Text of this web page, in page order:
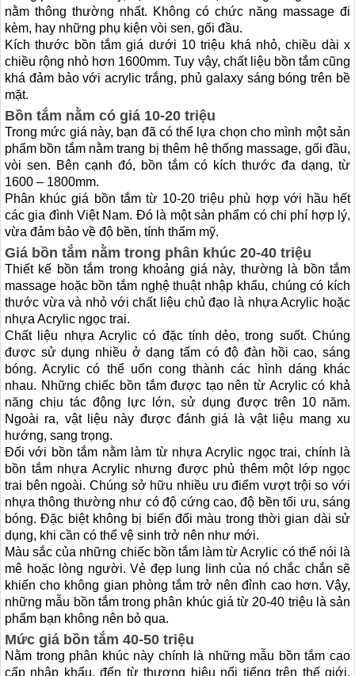
nằm thông thường nhất. Không có chức năng massage đi
kèm, hay những phụ kiện vòi sen, gối đầu.
Kích thước bồn tắm giá dưới 10 triệu khá nhỏ, chiều dài x
chiều rộng nhỏ hơn 1600mm. Tuy vậy, chất liệu bồn tắm cũng
khá đảm bảo với acrylic trắng, phủ galaxy sáng bóng trên bề
mặt.
Bồn tắm nằm có giá 10-20 triệu
Trong mức giá này, bạn đã có thể lựa chọn cho mình một sản
phẩm bồn tắm nằm trang bị thêm hệ thống massage, gối đầu,
vòi sen. Bên cạnh đó, bồn tắm có kích thước đa dạng, từ
1600 – 1800mm.
Phân khúc giá bồn tắm từ 10-20 triệu phù hợp với hầu hết
các gia đình Việt Nam. Đó là một sản phẩm có chi phí hợp lý,
vừa đảm bảo về độ bền, tính thẩm mỹ.
Giá bồn tắm nằm trong phân khúc 20-40 triệu
Thiết kế bồn tắm trong khoảng giá này, thường là bồn tắm
massage hoặc bồn tắm nghệ thuật nhập khẩu, chúng có kích
thước vừa và nhỏ với chất liệu chủ đạo là nhựa Acrylic hoặc
nhựa Acrylic ngọc trai.
Chất liệu nhựa Acrylic có đặc tính dẻo, trong suốt. Chúng
được sử dụng nhiều ở dạng tấm có độ đàn hồi cao, sáng
bóng. Acrylic có thể uốn cong thành các hình dáng khác
nhau. Những chiếc bồn tắm được tạo nên từ Acrylic có khả
năng chịu tác động lực lớn, sử dụng được trên 10 năm.
Ngoài ra, vật liệu này được đánh giá là vật liệu mang xu
hướng, sang trọng.
Đối với bồn tắm nằm làm từ nhựa Acrylic ngọc trai, chính là
bồn tắm nhựa Acrylic nhưng được phủ thêm một lớp ngọc
trai bên ngoài. Chúng sở hữu nhiều ưu điểm vượt trội so với
nhựa thông thường như có độ cứng cao, độ bền tối ưu, sáng
bóng. Đặc biệt không bị biến đổi màu trong thời gian dài sử
dụng, khi cần có thể vệ sinh trở nên như mới.
Màu sắc của những chiếc bồn tắm làm từ Acrylic có thể nói là
mê hoặc lòng người. Vẻ đẹp lung linh của nó chắc chắn sẽ
khiến cho không gian phòng tắm trở nên đỉnh cao hơn. Vậy,
những mẫu bồn tắm trong phân khúc giá từ 20-40 triệu là sản
phẩm bạn không nên bỏ qua.
Mức giá bồn tắm 40-50 triệu
Nằm trong phân khúc này chính là những mẫu bồn tắm cao
cấp nhập khẩu, đến từ thương hiệu nổi tiếng trên thế giới.